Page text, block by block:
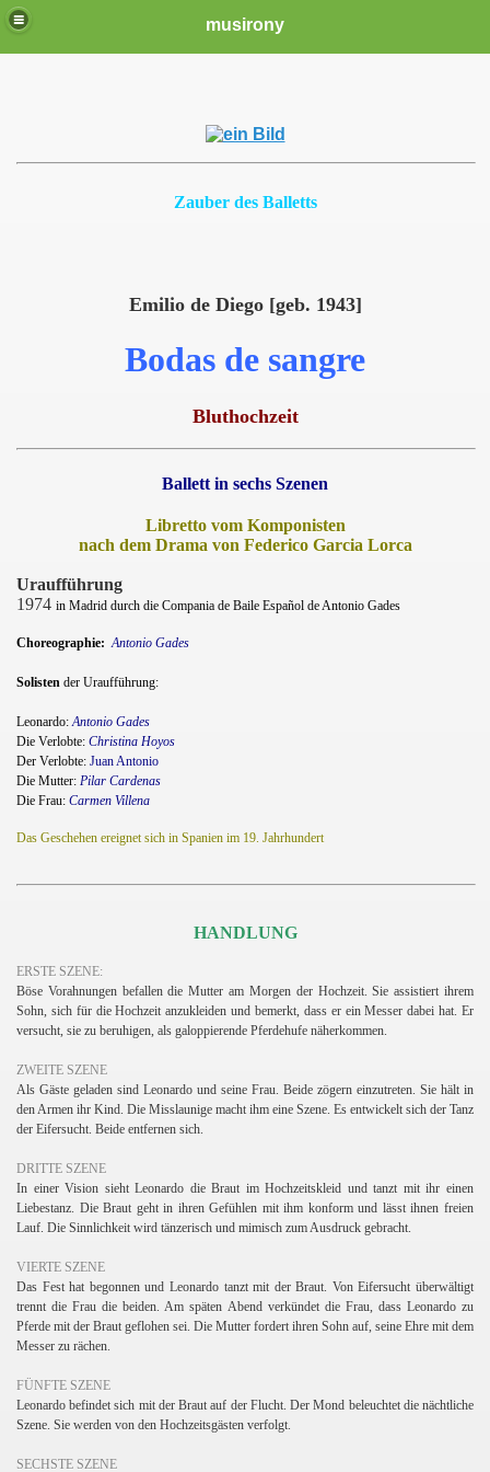
musirony
Zauber des Balletts
Emilio de Diego [geb. 1943]
Bodas de sangre
Bluthochzeit
Ballett in sechs Szenen
Libretto vom Komponisten
nach dem Drama von Federico Garcia Lorca
Uraufführung
1974 in Madrid durch die Compania de Baile Español de Antonio Gades
Choreographie: Antonio Gades
Solisten der Uraufführung:
Leonardo: Antonio Gades
Die Verlobte: Christina Hoyos
Der Verlobte: Juan Antonio
Die Mutter: Pilar Cardenas
Die Frau: Carmen Villena
Das Geschehen ereignet sich in Spanien im 19. Jahrhundert
HANDLUNG
ERSTE SZENE:
Böse Vorahnungen befallen die Mutter am Morgen der Hochzeit. Sie assistiert ihrem
Sohn, sich für die Hochzeit anzukleiden und bemerkt, dass er ein Messer dabei hat. Er
versucht, sie zu beruhigen, als galoppierende Pferdehufe näherkommen.
ZWEITE SZENE
Als Gäste geladen sind Leonardo und seine Frau. Beide zögern einzutreten. Sie hält in
den Armen ihr Kind. Die Misslaunige macht ihm eine Szene. Es entwickelt sich der Tanz
der Eifersucht. Beide entfernen sich.
DRITTE SZENE
In einer Vision sieht Leonardo die Braut im Hochzeitskleid und tanzt mit ihr einen
Liebestanz. Die Braut geht in ihren Gefühlen mit ihm konform und lässt ihnen freien
Lauf. Die Sinnlichkeit wird tänzerisch und mimisch zum Ausdruck gebracht.
VIERTE SZENE
Das Fest hat begonnen und Leonardo tanzt mit der Braut. Von Eifersucht überwältigt
trennt die Frau die beiden. Am späten Abend verkündet die Frau, dass Leonardo zu
Pferde mit der Braut geflohen sei. Die Mutter fordert ihren Sohn auf, seine Ehre mit dem
Messer zu rächen.
FÜNFTE SZENE
Leonardo befindet sich mit der Braut auf der Flucht. Der Mond beleuchtet die nächtliche
Szene. Sie werden von den Hochzeitsgästen verfolgt.
SECHSTE SZENE